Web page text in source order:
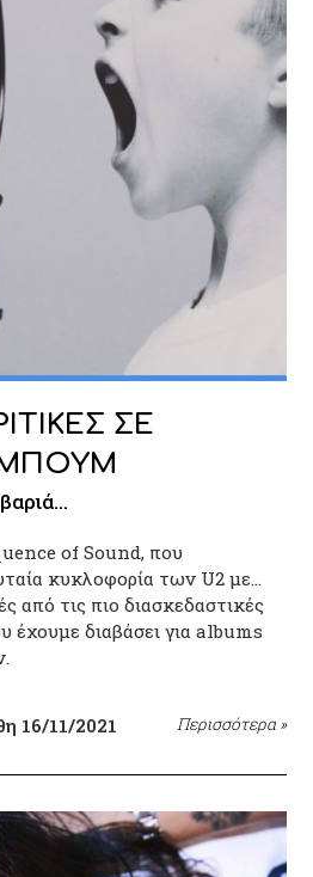
ΣΕ
of Sound, που
κυκλοφορία των U2 με…
από τις πιο διασκεδαστικές
έχουμε διαβάσει για albums
16/11/2021 Περισσότερα »